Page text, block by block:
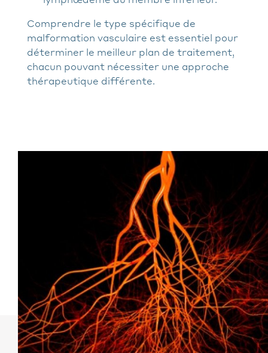
Comprendre le type spécifique de
malformation vasculaire est essentiel pour
déterminer le meilleur plan de traitement,
chacun pouvant nécessiter une approche
thérapeutique différente.